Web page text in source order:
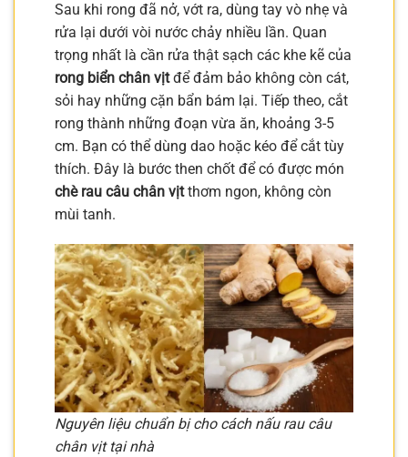
Sau khi rong đã nở, vớt ra, dùng tay vò nhẹ và
rửa lại dưới vòi nước chảy nhiều lần. Quan
trọng nhất là cần rửa thật sạch các khe kẽ của
rong biển chân vịtđể đảm bảo không còn cát,
sỏi hay những cặn bẩn bám lại. Tiếp theo, cắt
rong thành những đoạn vừa ăn, khoảng 3-5
cm. Bạn có thể dùng dao hoặc kéo để cắt tùy
thích. Đây là bước then chốt để có được món
chè rau câu chân vịtthơm ngon, không còn
mùi tanh.
Nguyên liệu chuẩn bị cho cách nấu rau câu
chân vịt tại nhà